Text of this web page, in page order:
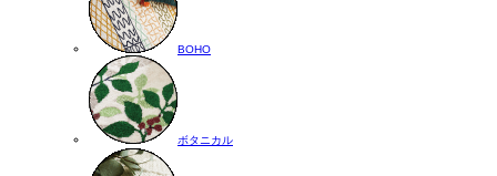
BOHO
ボタニカル